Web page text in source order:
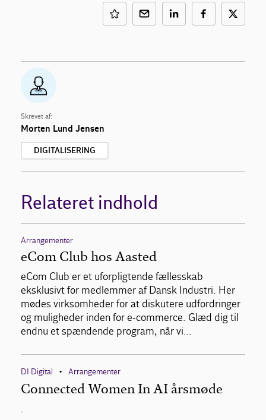
Skrevet af:
Morten Lund Jensen
DIGITALISERING
Relateret indhold
Arrangementer
eCom Club hos Aasted
eCom Club er et uforpligtende fællesskab
eksklusivt for medlemmer af Dansk Industri. Her
mødes virksomheder for at diskutere udfordringer
og muligheder inden for e-commerce. Glæd dig til
endnu et spændende program, når vi…
DI Digital • Arrangementer
Connected Women In AI årsmøde
.